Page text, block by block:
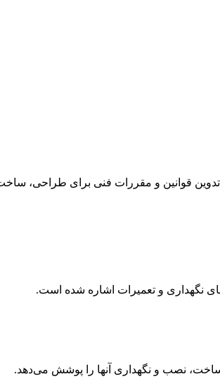
تدوین قوانین و مقررات فنی برای طراحی،
نگهداری و تعمیرات اشاره شده است.